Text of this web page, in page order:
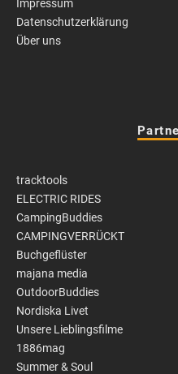
Impressum
Datenschutzerklärung
Über uns
tracktools
ELECTRIC RIDES
CampingBuddies
CAMPINGVERRÜCKT
Buchgeflüster
majana media
OutdoorBuddies
Nordiska Livet
Unsere Lieblingsfilme
1886mag
Summer & Soul